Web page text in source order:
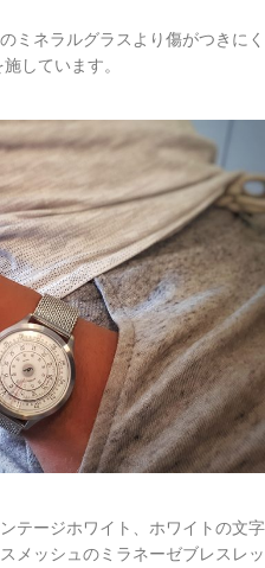
ミネラルグラスより傷がつきにく
しています。
テージホワイト、ホワイトの文字
メッシュのミラネーゼブレスレッ